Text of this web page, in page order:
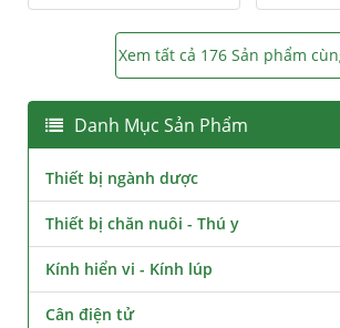
Xem tất cả 176 Sản phẩm
Danh Mục Sản Phẩm
Thiết bị ngành dược
Thiết bị chăn nuôi - Thú y
Kính hiển vi - Kính lúp
Cân điện tử